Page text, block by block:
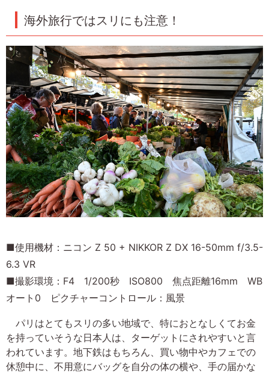
海外旅行ではスリにも注意！
■使用機材：ニコン Z 50 + NIKKOR Z DX 16-50mm f/3.5-
6.3 VR
■撮影環境：F4 1/200秒 ISO800 焦点距離16mm WB
オート0 ピクチャーコントロール：風景
パリはとてもスリの多い地域で、特におとなしくてお金
を持っていそうな日本人は、ターゲットにされやすいと言
われています。地下鉄はもちろん、買い物中やカフェでの
休憩中に、不用意にバッグを自分の体の横や、手の届かな